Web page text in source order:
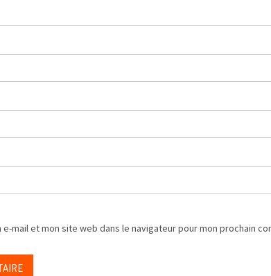
mail et mon site web dans le navigateur pour mon prochain